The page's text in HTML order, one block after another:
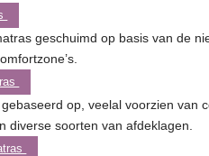
geschuimd op basis van de
op, veelal voorzien van
diverse soorten van afdeklagen.